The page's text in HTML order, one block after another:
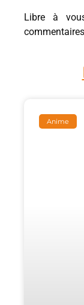
Libre à
Anime